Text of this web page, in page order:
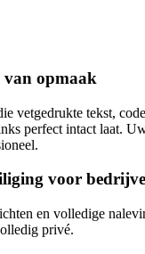
van opmaak
vetgedrukte tekst,
perfect intact laat.
voor
en volledige
privé.